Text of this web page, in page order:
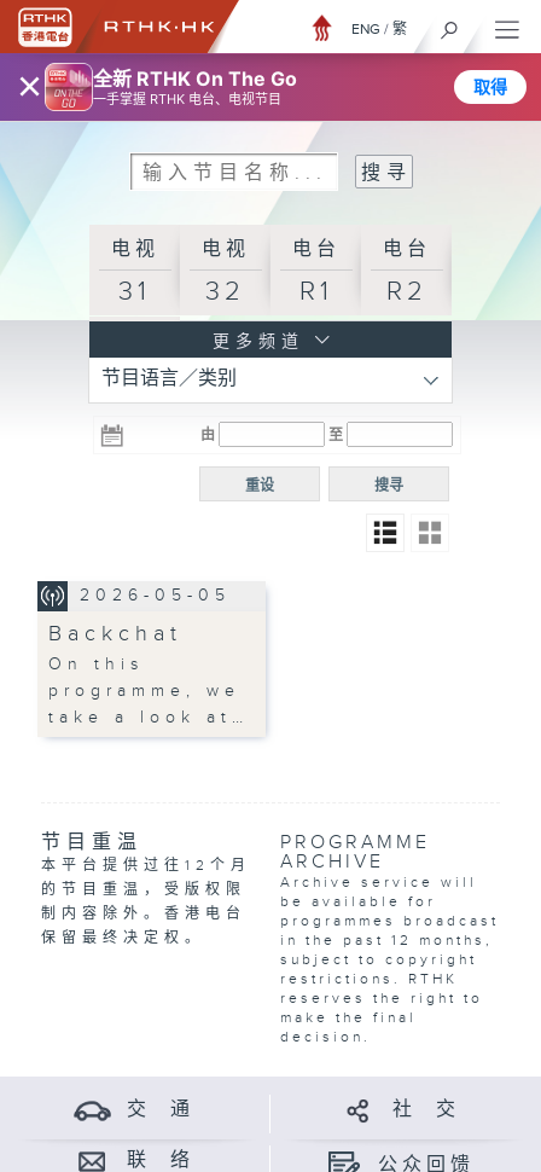
× 全新 RTHK On The Go
一手掌握 RTHK 电台、电视节目
取得
ENG / 繁
电视
31
电视
32
电台
R1
电台
R2
R3
电台 电台
R5
电台
普通
更多频道
节目语言／类别
由 至
搜寻
重设
2026-05-05
Backchat
On this
programme, we
take a look at…
节目重温
本平台提供过往12个月
的节目重温，受版权限
制内容除外。香港电台
保留最终决定权。
PROGRAMME
ARCHIVE
Archive service will
be available for
programmes broadcast
in the past 12 months,
subject to copyright
restrictions. RTHK
reserves the right to
make the final
decision.
交 通 社 交
联 络 公众回馈